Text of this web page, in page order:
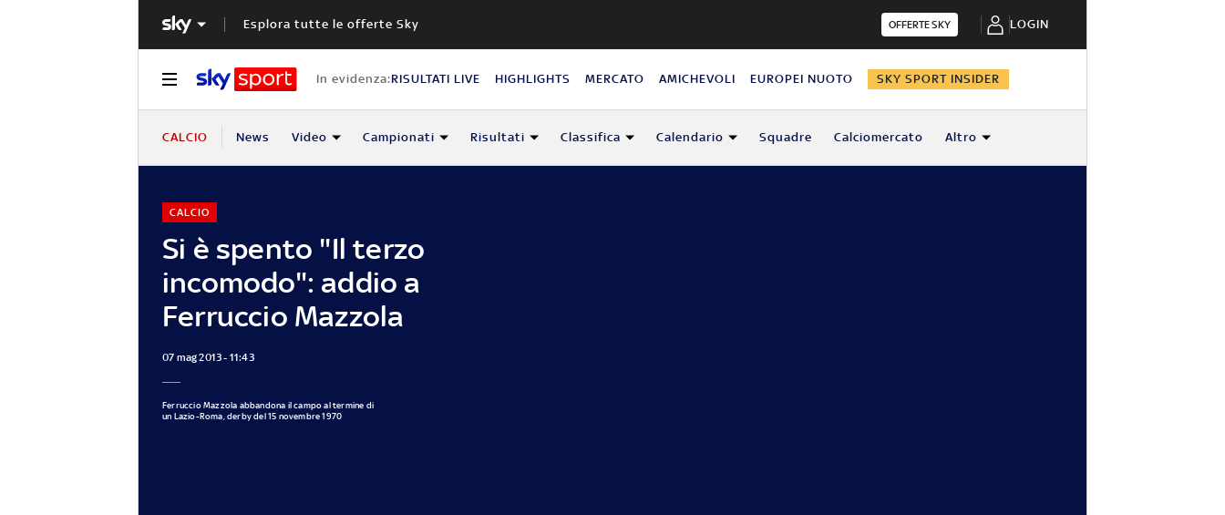
Esplora tutte le offerte Sky OFFERTE SKY LOGIN
In evidenza:RISULTATI LIVE HIGHLIGHTS MERCATO AMICHEVOLI EUROPEI NUOTO SKY SPORT INSIDER
CALCIO News Video Campionati Risultati Classifica Calendario Squadre Calciomercato Altro
Si è spento "Il terzo
incomodo": addio a
Ferruccio Mazzola
CALCIO
07 mag 2013 - 11:43
Ferruccio Mazzola abbandona il campo al termine di
un Lazio-Roma, derby del 15 novembre 1970